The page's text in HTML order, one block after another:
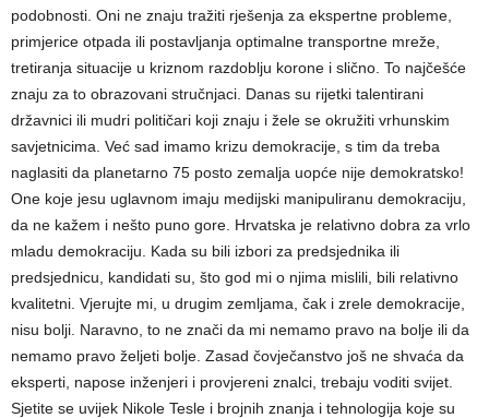
podobnosti. Oni ne znaju tražiti rješenja za ekspertne probleme,
primjerice otpada ili postavljanja optimalne transportne mreže,
tretiranja situacije u kriznom razdoblju korone i slično. To najčešće
znaju za to obrazovani stručnjaci. Danas su rijetki talentirani
državnici ili mudri političari koji znaju i žele se okružiti vrhunskim
savjetnicima. Već sad imamo krizu demokracije, s tim da treba
naglasiti da planetarno 75 posto zemalja uopće nije demokratsko!
One koje jesu uglavnom imaju medijski manipuliranu demokraciju,
da ne kažem i nešto puno gore. Hrvatska je relativno dobra za vrlo
mladu demokraciju. Kada su bili izbori za predsjednika ili
predsjednicu, kandidati su, što god mi o njima mislili, bili relativno
kvalitetni. Vjerujte mi, u drugim zemljama, čak i zrele demokracije,
nisu bolji. Naravno, to ne znači da mi nemamo pravo na bolje ili da
nemamo pravo željeti bolje. Zasad čovječanstvo još ne shvaća da
eksperti, napose inženjeri i provjereni znalci, trebaju voditi svijet.
Sjetite se uvijek Nikole Tesle i brojnih znanja i tehnologija koje su